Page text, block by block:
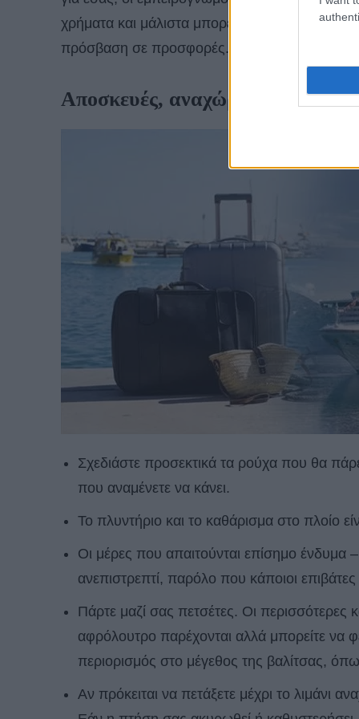
χρήματα και μάλιστα μπορεί να
πρόσβαση σε προσφορές.
Αποσκευές, αναχώρηση και
Σχεδιάστε προσεκτικά τα ρούχα που θα
που αναμένετε να κάνει.
Το πλυντήριο και το καθάρισμα στο πλοίο
Οι μέρες που απαιτούνται επίσημο ένδυμα
ανεπιστρεπτί, παρόλο που κάποιοι επιβάτες
Πάρτε μαζί σας πετσέτες. Οι περισσότερες
αφρόλουτρο παρέχονται αλλά μπορείτε να
περιορισμός στο μέγεθος της βαλίτσας,
Αν πρόκειται να πετάξετε μέχρι το λιμάνι